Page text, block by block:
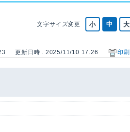
文字サイズ変更
更新日時 : 2025/11/10 17:26 印刷